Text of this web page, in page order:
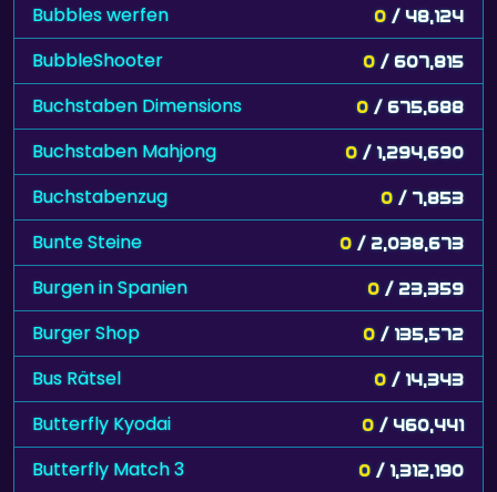
Bubbles werfen 0 / 48,124
BubbleShooter 0 / 607,815
Buchstaben Dimensions 0 / 675,688
Buchstaben Mahjong 0 / 1,294,690
Buchstabenzug 0 / 7,853
Bunte Steine 0 / 2,038,673
Burgen in Spanien 0 / 23,359
Burger Shop 0 / 135,572
Bus Rätsel 0 / 14,343
Butterfly Kyodai 0 / 460,441
Butterfly Match 3 0 / 1,312,190